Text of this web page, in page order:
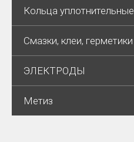
Кольца уплотнительные
Смазки, клеи, герметики
ЭЛЕКТРОДЫ
Метиз